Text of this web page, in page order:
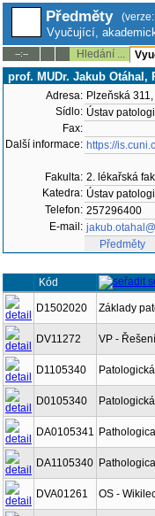
Předměty
Vyučující,
--:-- Hledání ...
prof. MUDr. Jakub Otáhal,
Adresa: Plzeňská
Sídlo: Ústav
Fax:
Další informace: https://
Fakulta: 2. lékařská
Katedra: Ústav
Telefon: 257296400
E-mail:
Předměty
Kód
D1502020 Základy
DV11272 VP -
D1105340
D0105340
DA0105341
DA1105340
DVA01261 OS -